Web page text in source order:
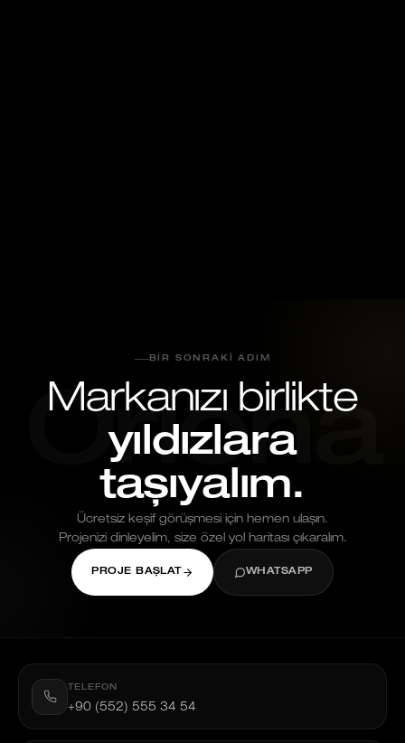
Oriona
BIR SONRAKI ADIM
Markanızı birlikte
yıldızlara
taşıyalım.
Ücretsiz keşif görüşmesi için hemen ulaşın.
Projenizi dinleyelim, size özel yol haritası çıkaralım.
PROJE BAŞLAT WHATSAPP
TELEFON
+90 (552) 555 34 54